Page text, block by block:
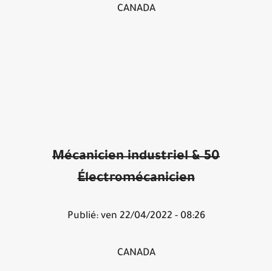
CANADA
50 Mécanicien industriel &
Électromécanicien
Publié: ven 22/04/2022 - 08:26
CANADA